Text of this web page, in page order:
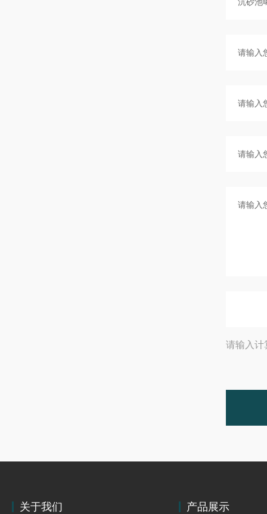
请输入计
关于我们 产品展示